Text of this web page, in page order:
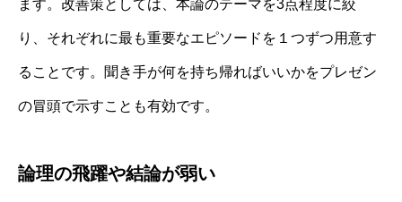
ます。改善策としては、本論のテーマを3点程度に絞
り、それぞれに最も重要なエピソードを１つずつ用意す
ることです。聞き手が何を持ち帰ればいいかをプレゼン
の冒頭で示すことも有効です。
論理の飛躍や結論が弱い